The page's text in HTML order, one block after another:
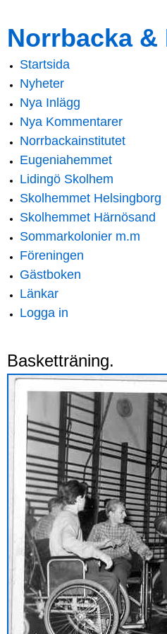
main
content
navigation
Norrbacka &
Main menu
Startsida
Nyheter
Nya Inlägg
Nya Kommentarer
Norrbackainstitutet
Eugeniahemmet
Lidingö Skolhem
Skolhemmet Helsingborg
Skolhemmet Härnösand
Sommarkolonier m.m
Föreningen
Gästboken
Länkar
Logga in
Basketträning.